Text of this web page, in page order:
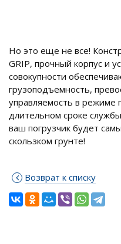
Но это еще не все!
GRIP, прочный корпус и
совокупности
грузоподъемность,
управляемость в режиме
длительном сроке
ваш погрузчик будет
скользком грунте!
Возврат к списку